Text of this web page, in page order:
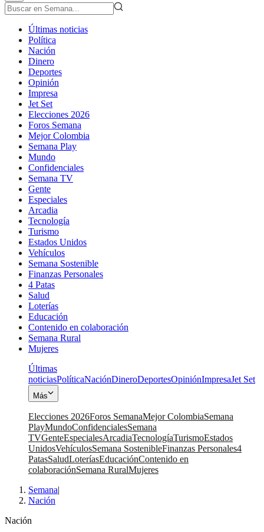
Últimas noticias
Política
Nación
Dinero
Deportes
Opinión
Impresa
Jet Set
Elecciones 2026
Foros Semana
Mejor Colombia
Semana Play
Mundo
Confidenciales
Semana TV
Gente
Especiales
Arcadia
Tecnología
Turismo
Estados Unidos
Vehículos
Semana Sostenible
Finanzas Personales
4 Patas
Salud
Loterías
Educación
Contenido en colaboración
Semana Rural
Mujeres
Últimas
noticiasPolíticaNaciónDineroDeportesOpiniónImpresaJet Set
Más
Elecciones 2026Foros SemanaMejor ColombiaSemana
PlayMundoConfidencialesSemana
TVGenteEspecialesArcadiaTecnologíaTurismoEstados
UnidosVehículosSemana SostenibleFinanzas Personales4
PatasSaludLoteríasEducaciónContenido en
colaboraciónSemana RuralMujeres
Semana|
Nación
Nación